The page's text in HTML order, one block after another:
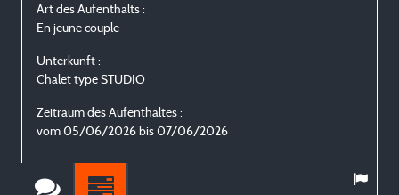
Art des Aufenthalts :
En jeune couple
Unterkunft :
Chalet type STUDIO
Zeitraum des Aufenthaltes :
vom 05/06/2026 bis 07/06/2026